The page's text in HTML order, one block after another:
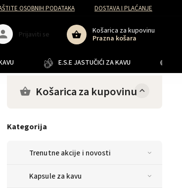
OSOBNIH PODATAKA
DOSTAVA I PLAĆANJE
Košarica za kupovinu
Prazna košara
Prijaviti se
E.S.E JASTUČIĆI ZA KAVU
Košarica za kupovinu
Kategorija
Trenutne akcije i novosti
Kapsule za kavu